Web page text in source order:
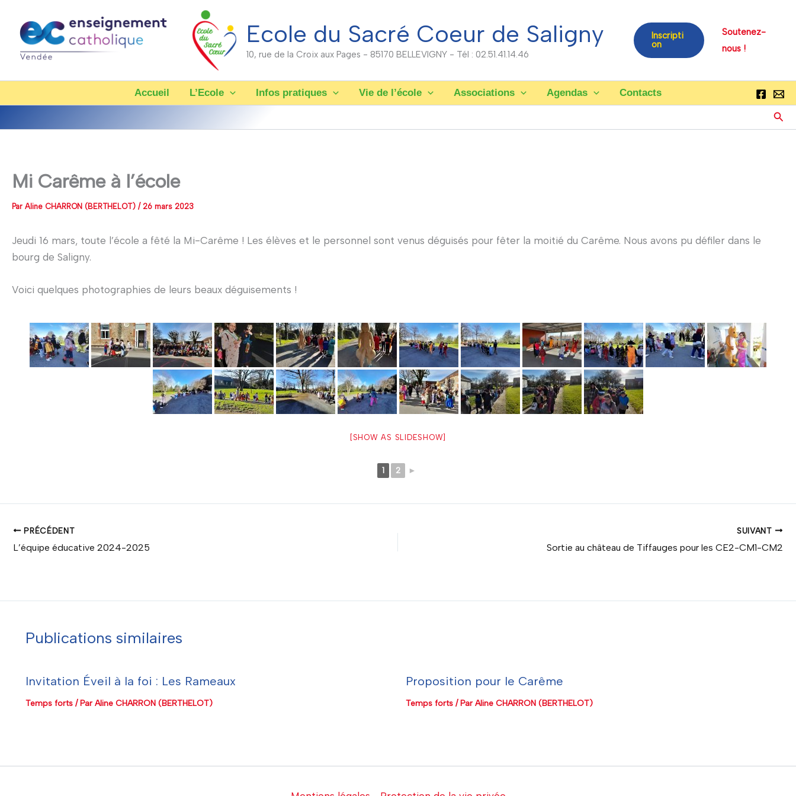
contenu
Ecole du Sacré Coeur de Saligny
10, rue de la Croix aux Pages - 85170 BELLEVIGNY - Tél : 02.51.41.14.46
Inscripti
on
Soutenez-
nous !
Accueil L’Ecole Infos pratiques Vie de l’école Associations Agendas Contacts
Mi Carême à l’école
Par Aline CHARRON (BERTHELOT) / 26 mars 2023
Jeudi 16 mars, toute l’école a fêté la Mi-Carême ! Les élèves et le personnel sont venus déguisés pour fêter la moitié du Carême. Nous avons pu défiler dans le
bourg de Saligny.
Voici quelques photographies de leurs beaux déguisements !
[SHOW AS SLIDESHOW]
1 2 ►
PRÉCÉDENT
L’équipe éducative 2024-2025
SUIVANT
Sortie au château de Tiffauges pour les CE2-CM1-CM2
Publications similaires
Invitation Éveil à la foi : Les Rameaux
Temps forts/ ParAline CHARRON (BERTHELOT)
Proposition pour le Carême
Temps forts/ ParAline CHARRON (BERTHELOT)